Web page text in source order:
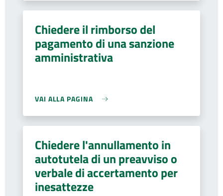
Chiedere il rimborso del
pagamento di una sanzione
amministrativa
VAI ALLA PAGINA
Chiedere l'annullamento in
autotutela di un preavviso o
verbale di accertamento per
inesattezze